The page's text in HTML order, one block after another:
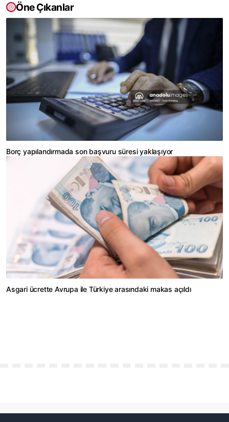
Öne Çıkanlar
Borç yapılandırmada son başvuru süresi yaklaşıyor
Asgari ücrette Avrupa ile Türkiye arasındaki makas açıldı